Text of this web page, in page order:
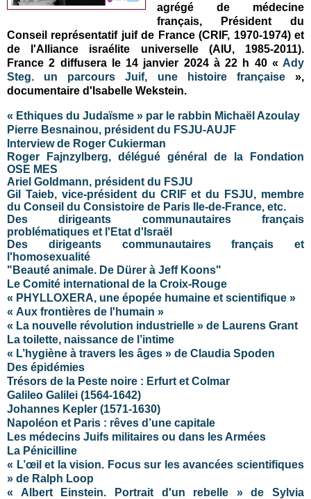
agrégé de médecine
français, Président du
Conseil représentatif juif de France (CRIF, 1970-1974) et
de l'Alliance israélite universelle (AIU, 1985-2011).
France 2 diffusera le 14 janvier 2024 à 22 h 40 « Ady
Steg. un parcours Juif, une histoire française»,
documentaire d'Isabelle Wekstein.
« Ethiques du Judaïsme » par le rabbin Michaël Azoulay
Pierre Besnainou, président du FSJU-AUJF
Interview de Roger Cukierman
Roger Fajnzylberg, délégué général de la Fondation
OSE MES
Ariel Goldmann, président du FSJU
Gil Taieb, vice-président du CRIF et du FSJU, membre
du Conseil du Consistoire de Paris Ile-de-France, etc.
Des dirigeants communautaires français
problématiques et l'Etat d'Israël
Des dirigeants communautaires français et
l'homosexualité
"Beauté animale. De Dürer à Jeff Koons"
Le Comité international de la Croix-Rouge
« PHYLLOXERA, une épopée humaine et scientifique »
« Aux frontières de l'humain »
« La nouvelle révolution industrielle » de Laurens Grant
La toilette, naissance de l’intime
« L’hygiène à travers les âges » de Claudia Spoden
Des épidémies
Trésors de la Peste noire : Erfurt et Colmar
Galileo Galilei (1564-1642)
Johannes Kepler (1571-1630)
Napoléon et Paris : rêves d’une capitale
Les médecins Juifs militaires ou dans les Armées
La Pénicilline
« L’œil et la vision. Focus sur les avancées scientifiques
» de Ralph Loop
« Albert Einstein. Portrait d'un rebelle » de Sylvia